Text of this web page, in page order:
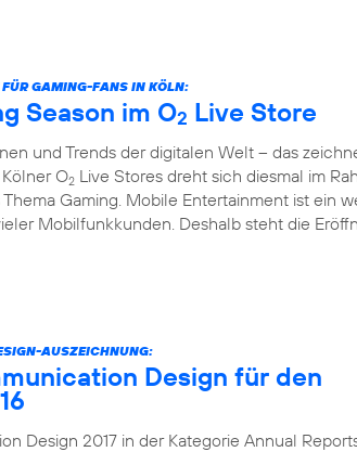
GAMING-FANS IN KÖLN:
Season im O2 Live Store
und Trends der digitalen Welt – das
O2 Live Stores dreht sich diesmal im
Gaming. Mobile Entertainment ist ein
Mobilfunkkunden. Deshalb steht die
AUSZEICHNUNG:
Design für den
Design 2017 in der Kategorie Annual